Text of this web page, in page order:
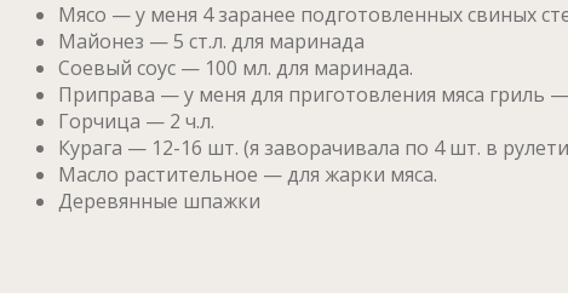
Мясо — у меня 4 заранее подготовленных свиных
Майонез — 5 ст.л. для маринада
Соевый соус — 100 мл. для маринада.
Приправа — у меня для приготовления мяса гриль
Горчица — 2 ч.л.
Курага — 12-16 шт. (я заворачивала по 4 шт. в
Масло растительное — для жарки мяса.
Деревянные шпажки